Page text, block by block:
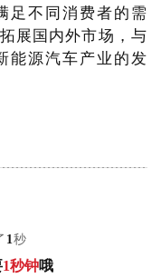
足不同消费者的需
展国内外市场，与
能源汽车产业的发
1秒
1秒钟哦